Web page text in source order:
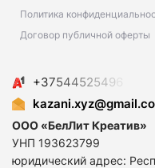
Политика
Договор публичной оферты
+3754452549
ООО «БелЛит Креатив»
УНП 193623799
юридический адрес: